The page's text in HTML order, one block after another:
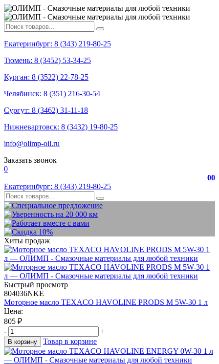
Екатеринбург: 8 (343) 219-80-25
Тюмень: 8 (3452) 53-34-25
Курган: 8 (3522) 22-78-25
Челябинск: 8 (351) 216-30-54
Сургут: 8 (3462) 31-11-18
Нижневартовск: 8 (3432) 19-80-25
info@olimp-oil.ru
Заказать звонок
0
00
Екатеринбург: 8 (343) 219-80-25
Хиты продаж
Быстрый просмотр
804036NKE
Моторное масло TEXACO HAVOLINE PRODS M 5W-30 1 л
Цена:
805 ₽
-
+
В корзину Товар в корзине